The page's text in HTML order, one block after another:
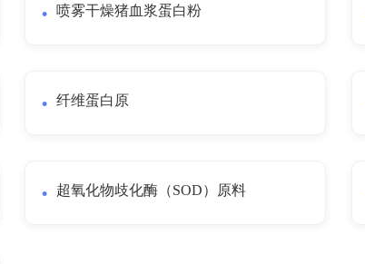
喷雾干燥猪血浆蛋白粉
纤维蛋白原
超氧化物歧化酶（SOD）原料